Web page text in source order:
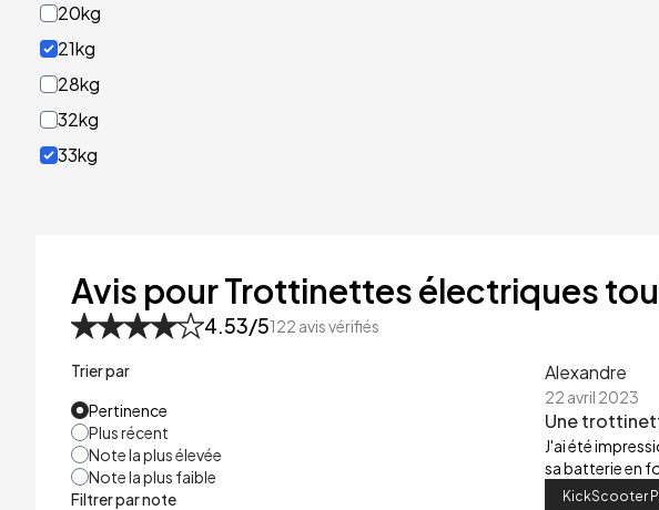
20kg
21kg
28kg
32kg
33kg
53kg
Avis pour Trottinettes électriques
4.53/5122 avis vérifiés
Trier par
Pertinence
Plus récent
Note la plus élevée
Note la plus faible
Filtrer par note
Alexandre
22 avril 2023
Une
J'ai été
sa batterie en
KickScooter